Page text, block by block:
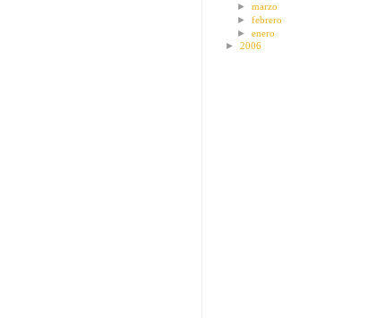
►marzo
►febrero
►enero
► 2006